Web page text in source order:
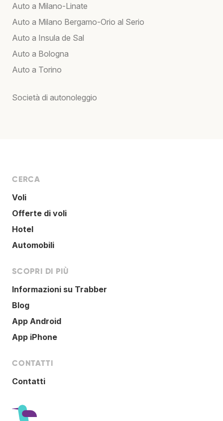
Auto a Milano-Linate
Auto a Milano Bergamo-Orio al Serio
Auto a Insula de Sal
Auto a Bologna
Auto a Torino
Società di autonoleggio
CERCA
Voli
Offerte di voli
Hotel
Automobili
SCOPRI DI PIÙ
Informazioni su Trabber
Blog
App Android
App iPhone
CONTATTI
Contatti